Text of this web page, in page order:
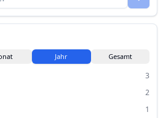
Jahr Gesamt
3
2
1